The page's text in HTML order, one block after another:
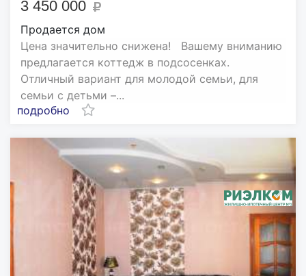
3 450 000
Продается дом
Цена значительно снижена! Вашему вниманию
предлагается коттедж в подсосенках.
Отличный вариант для молодой семьи, для
семьи с детьми –...
подробно